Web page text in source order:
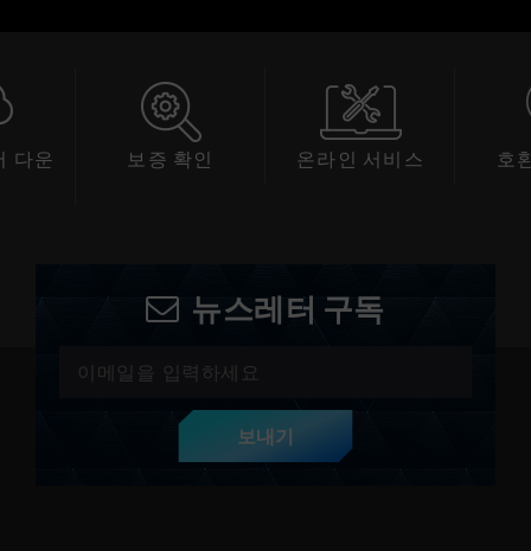
다운
보증 확인 온라인 서비스 호
뉴스레터 구독
보내기